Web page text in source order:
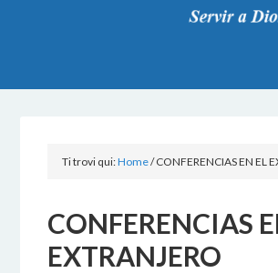
Ti trovi qui:Home/CONFERENCIAS EN EL
CONFERENCIAS
EXTRANJERO